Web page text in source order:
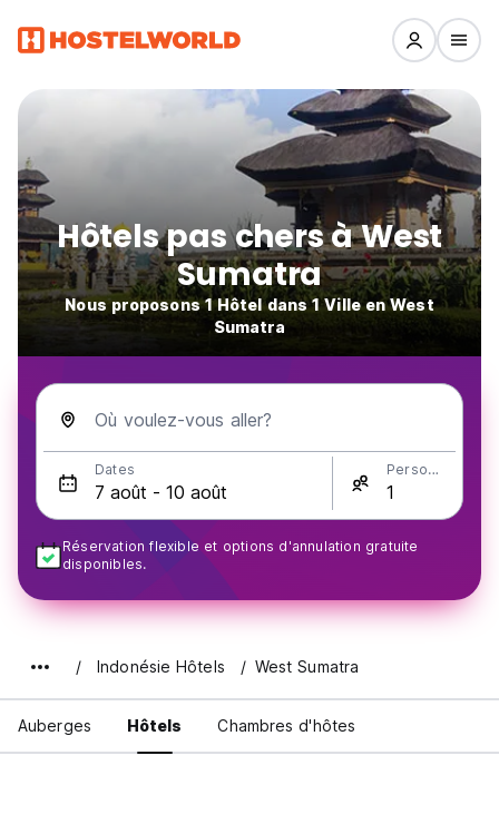
Hôtels pas chers à West
Sumatra
Nous proposons 1 Hôtel dans 1 Ville en West
Sumatra
Où voulez-vous aller?
Dates Personnes
Réservation flexible et options d'annulation gratuite
disponibles.
Indonésie Hôtels West Sumatra
Auberges Hôtels Chambres d'hôtes